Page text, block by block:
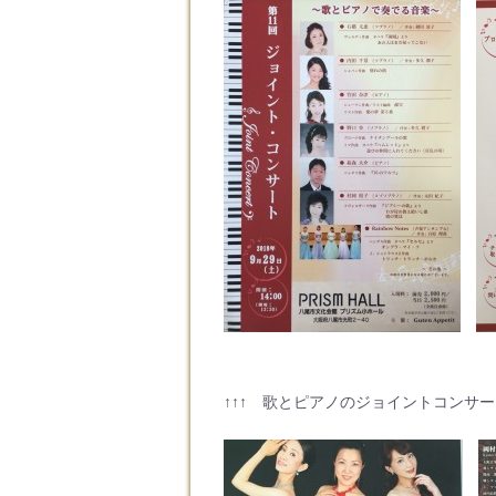
↑↑↑ 歌とピアノのジョイントコンサ